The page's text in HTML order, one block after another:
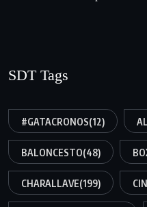
SDT Tags
#GATACRONOS(12)
BALONCESTO(48)
CHARALLAVE(199)